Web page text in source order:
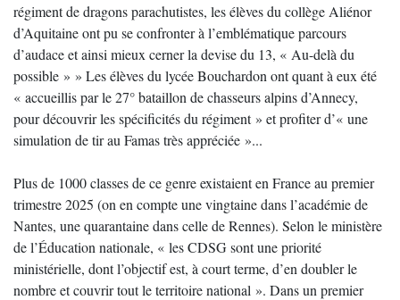
régiment de dragons parachutistes, les élèves du collège Aliénor
d’Aquitaine ont pu se confronter à l’emblématique parcours
d’audace et ainsi mieux cerner la devise du 13, « Au-delà du
possible » » Les élèves du lycée Bouchardon ont quant à eux été
« accueillis par le 27° bataillon de chasseurs alpins d’Annecy,
pour découvrir les spécificités du régiment » et profiter d’« une
simulation de tir au Famas très appréciée »...
Plus de 1000 classes de ce genre existaient en France au premier
trimestre 2025 (on en compte une vingtaine dans l’académie de
Nantes, une quarantaine dans celle de Rennes). Selon le ministère
de l’Éducation nationale, « les CDSG sont une priorité
ministérielle, dont l’objectif est, à court terme, d’en doubler le
nombre et couvrir tout le territoire national ». Dans un premier